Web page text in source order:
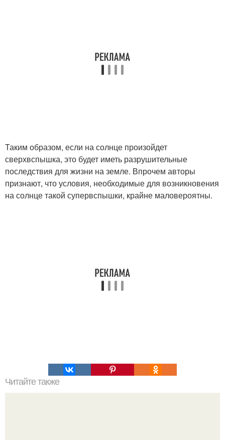
Таким образом, если на солнце произойдет
сверхвспышка, это будет иметь разрушительные
последствия для жизни на земле. Впрочем авторы
признают, что условия, необходимые для возникновения
на солнце такой супервспышки, крайне маловероятны.
Читайте также